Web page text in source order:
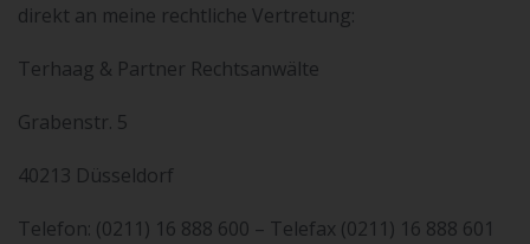
direkt an meine rechtliche Vertretung:
Terhaag & Partner Rechtsanwälte
Grabenstr. 5
40213 Düsseldorf
Telefon: (0211) 16 888 600 – Telefax (0211) 16 888 601